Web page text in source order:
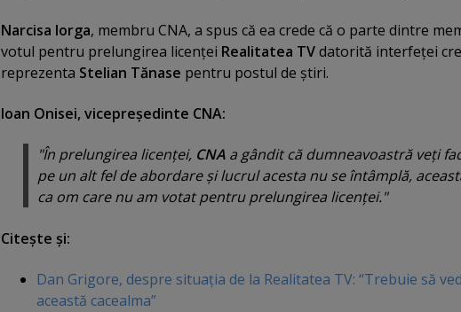
Narcisa Iorga, membru CNA, a spus că ea crede că o parte dintre
votul pentru prelungirea licenţei Realitatea TVdatorită interfeţei
reprezenta Stelian Tănase pentru postul de ştiri.
Ioan Onisei, vicepreşedinte CNA:
"În prelungirea licenţei, CNA a gândit că dumneavoastră veţi
pe un alt fel de abordare şi lucrul acesta nu se întâmplă,
ca om care nu am votat pentru prelungirea licenţei."
Citeşte şi:
Dan Grigore, despre situaţia de la Realitatea TV: “Trebuie să
această cacealma”